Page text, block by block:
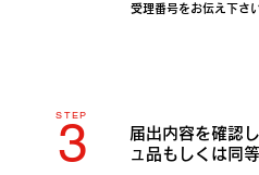
受理番号をお伝え下さ
3
STEP
届出内容を確認
ュ品もしくは同